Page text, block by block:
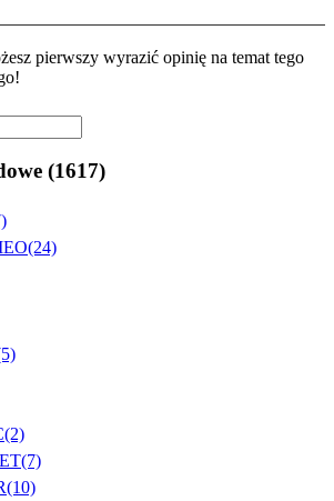
pierwszy wyrazić opinię na temat tego
(1617)
(24)
(2)
(7)
(10)